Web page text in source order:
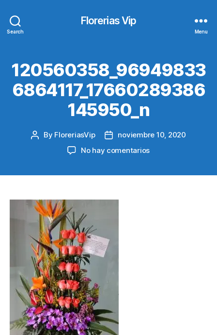
Search
Florerias Vip
Menu
120560358_96949833
6864117_17660289386
145950_n
Post
By FloreriasVip
Postnoviembre 10, 2020
No hay comentariosen